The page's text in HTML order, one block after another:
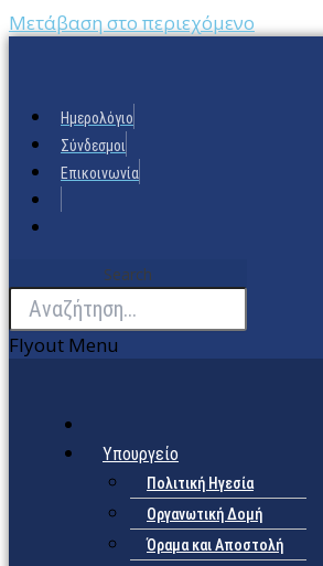
Μετάβαση στο περιεχόμενο
Ημερολόγιο
Σύνδεσμοι
Επικοινωνία
Search
Flyout Menu
Υπουργείο
Πολιτική Ηγεσία
Οργανωτική Δομή
Όραμα και Αποστολή